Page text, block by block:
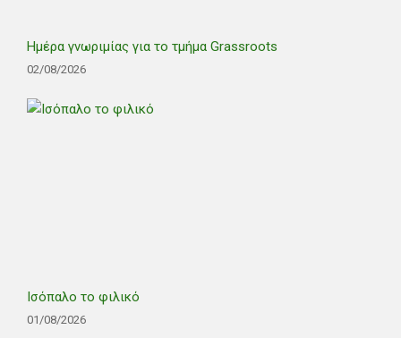
Ημέρα γνωριμίας για το τμήμα Grassroots
02/08/2026
Ισόπαλο το φιλικό
01/08/2026